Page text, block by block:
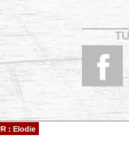
: Elodie